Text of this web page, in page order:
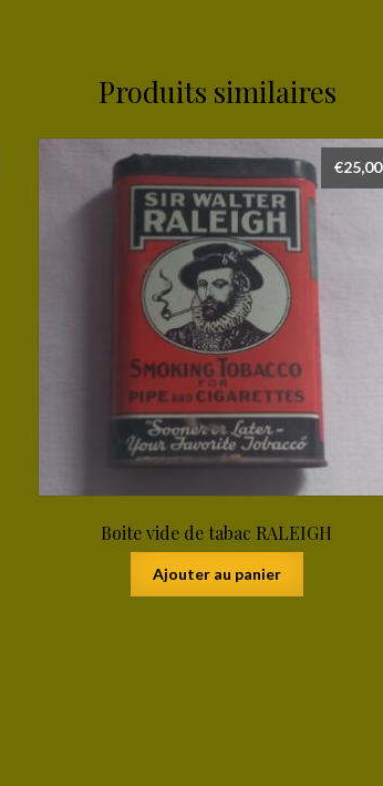
Produits similaires
Boite vide de tabac RALEIGH
€25,00
Ajouter au panier